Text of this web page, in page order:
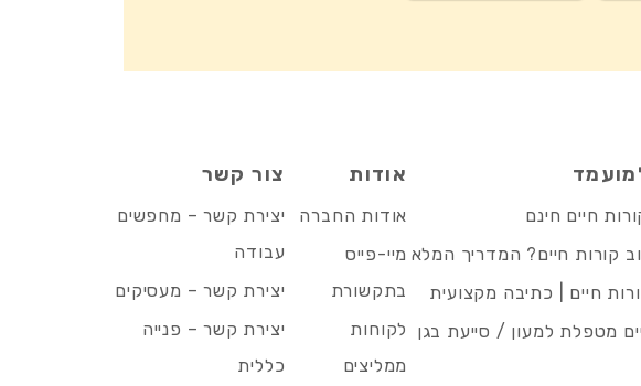
חיים חינם
קורות חיים? המדריך המלא
חיים | כתיבה מקצועית
מטפלת למעון / סייעת בגן
אודות
אודות החברה
מיי-פייס
בתקשורת
לקוחות
ממליצים
צור קשר
יצירת קשר – מחפשים
עבודה
יצירת קשר – מעסיקים
יצירת קשר – פנייה
כללית